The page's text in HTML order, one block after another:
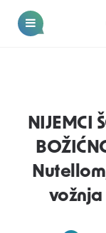
NIJEMCI